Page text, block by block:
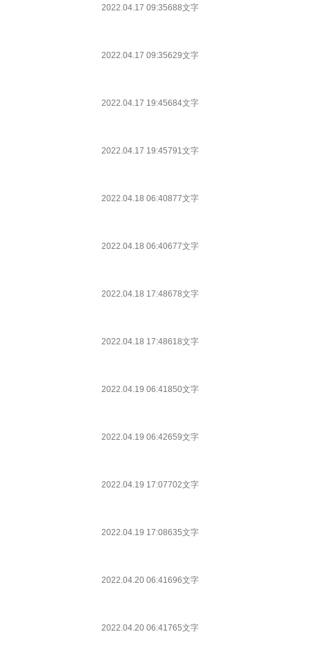
2022.04.17 09:35688文字
2022.04.17 09:35629文字
2022.04.17 19:45684文字
2022.04.17 19:45791文字
2022.04.18 06:40877文字
2022.04.18 06:40677文字
2022.04.18 17:48678文字
2022.04.18 17:48618文字
2022.04.19 06:41850文字
2022.04.19 06:42659文字
2022.04.19 17:07702文字
2022.04.19 17:08635文字
2022.04.20 06:41696文字
2022.04.20 06:41765文字